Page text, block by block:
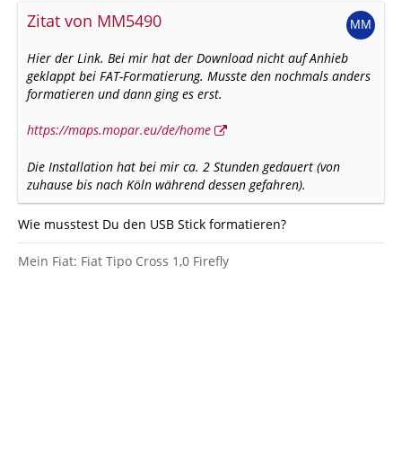
Zitat von MM5490
Hier der Link. Bei mir hat der Download nicht auf Anhieb
geklappt bei FAT-Formatierung. Musste den nochmals anders
formatieren und dann ging es erst.
https://maps.mopar.eu/de/home
Die Installation hat bei mir ca. 2 Stunden gedauert (von
zuhause bis nach Köln während dessen gefahren).
Wie musstest Du den USB Stick formatieren?
Mein Fiat: Fiat Tipo Cross 1,0 Firefly